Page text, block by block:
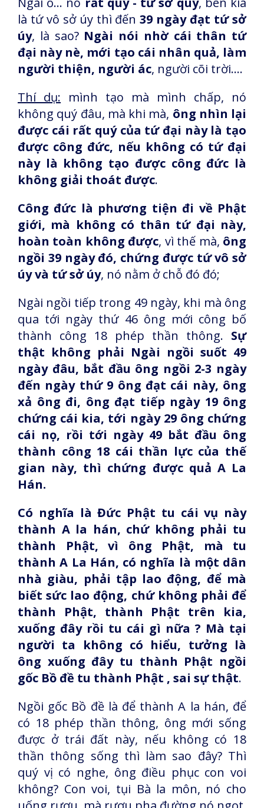
là tứ vô sở úy thì đến39 ngày đạt tứ sở
úy, là sao? Ngài nói nhờ cái thân tứ
đại này nè, mới tạo cái nhân quả, làm
người thiện, người ác, người cõi trời….
Thí dụ: mình tạo mà mình chấp, nó
không quý đâu, mà khi mà, ông nhìn lại
được cái rất quý của tứ đại này là tạo
được công đức, nếu không có tứ đại
này là không tạo được công đức là
không giải thoát được.
Công đức là phương tiện đi về Phật
giới, mà không có thân tứ đại này,
hoàn toàn không được, vì thế mà, ông
ngồi 39 ngày đó, chứng được tứ vô sở
úy và tứ sở úy, nó nằm ở chỗ đó đó;
Ngài ngồi tiếp trong 49 ngày, khi mà ông
qua tới ngày thứ 46 ông mới công bố
thành công 18 phép thần thông. Sự
thật không phải Ngài ngồi suốt 49
ngày đâu, bắt đầu ông ngồi 2-3 ngày
đến ngày thứ 9 ông đạt cái này, ông
xả ông đi, ông đạt tiếp ngày 19 ông
chứng cái kia, tới ngày 29 ông chứng
cái nọ, rồi tới ngày 49 bắt đầu ông
thành công 18 cái thần lực của thế
gian này, thì chứng được quả A La
Hán.
Có nghĩa là Đức Phật tu cái vụ này
thành A la hán, chứ không phải tu
thành Phật, vì ông Phật, mà tu
thành A La Hán, có nghĩa là một dân
nhà giàu, phải tập lao động, để mà
biết sức lao động, chứ không phải để
thành Phật, thành Phật trên kia,
xuống đây rồi tu cái gì nữa ? Mà tại
người ta không có hiểu, tưởng là
ông xuống đây tu thành Phật ngồi
gốc Bồ đề tu thành Phật , sai sự thật.
Ngồi gốc Bồ đề là để thành A la hán, để
có 18 phép thần thông, ông mới sống
được ở trái đất này, nếu không có 18
thần thông sống thì làm sao đây? Thì
quý vị có nghe, ông điều phục con voi
không? Con voi, tụi Bà la môn, nó cho